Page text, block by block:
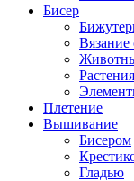
Бисер
Вязание
Растения
Плетение
Вышивание
Бисером
Гладью